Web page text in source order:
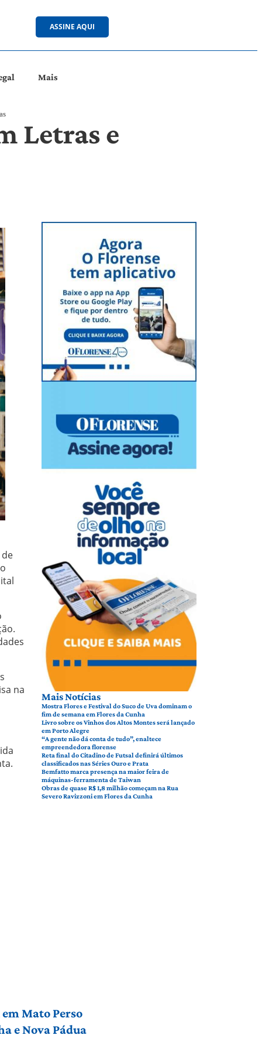
ASSINE AQUI
Mais
Letras e
na
Mais Notícias
Mostra Flores e Festival do Suco de Uva dominam o
fim de semana em Flores da Cunha
Livro sobre os Vinhos dos Altos Montes será lançado
em Porto Alegre
“A gente não dá conta de tudo”, enaltece
empreendedora florense
Reta final do Citadino de Futsal definirá últimos
classificados nas Séries Ouro e Prata
Bemfatto marca presença na maior feira de
máquinas-ferramenta de Taiwan
Obras de quase R$ 1,8 milhão começam na Rua
Severo Ravizzoni em Flores da Cunha
Mato Perso
e Nova Pádua